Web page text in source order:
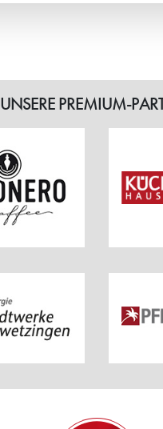
UNSERE PREMIUM-